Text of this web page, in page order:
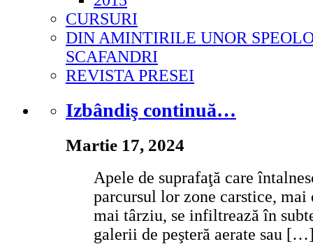
CURSURI
DIN AMINTIRILE UNOR
SCAFANDRI
REVISTA PRESEI
Izbândiş continuă…
Martie 17, 2024
Apele de suprafaţă care
parcursul lor zone carstice, mai
mai târziu, se infiltrează în
galerii de peşteră aerate sau